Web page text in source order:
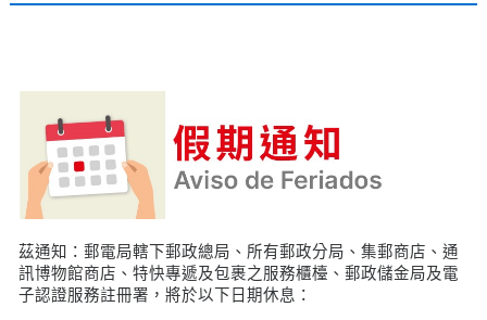
茲通知：郵電局轄下郵政總局、所有郵政分局、集郵商店、通
訊博物館商店、特快專遞及包裹之服務櫃檯、郵政儲金局及電
子認證服務註冊署，將於以下日期休息：